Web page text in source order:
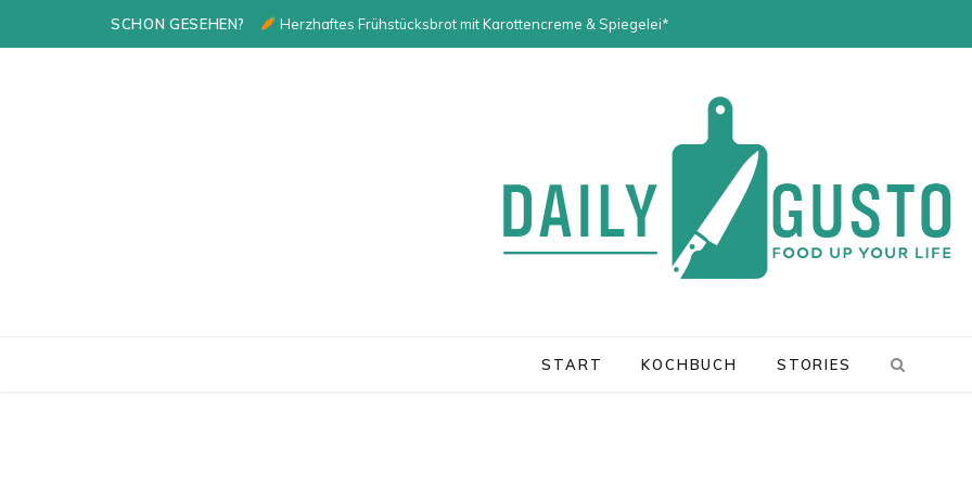
SCHON GESEHEN? Herzhaftes Frühstücksbrot mit Karottencreme & Spiegelei*
START KOCHBUCH STORIES